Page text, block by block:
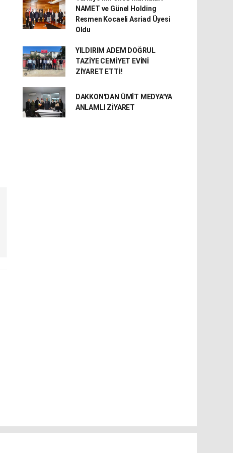
NAMET ve Günel Holding
Resmen Kocaeli Asriad Üyesi
Oldu
YILDIRIM ADEM DOĞRUL
TAZİYE CEMİYET EVİNİ
ZİYARET ETTİ!
DAKKON'DAN ÜMİT MEDYA'YA
ANLAMLI ZİYARET